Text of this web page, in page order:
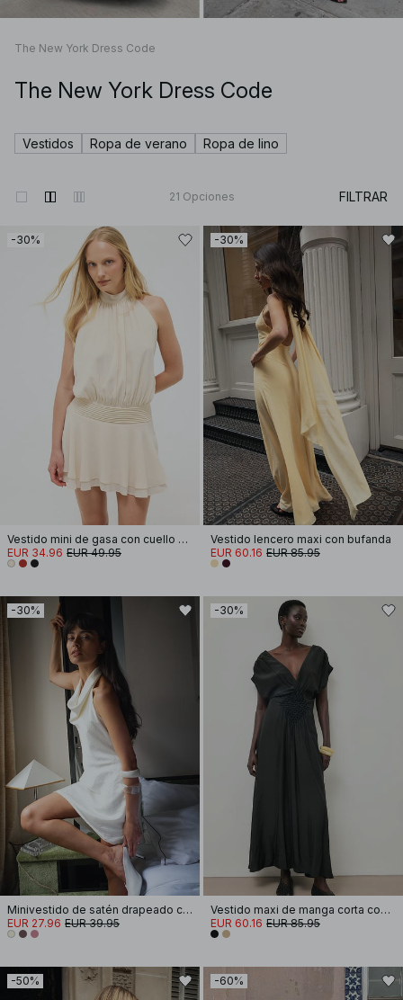
The New York Dress Code
The New York Dress Code
Vestidos Ropa de verano Ropa de lino
21 Opciones FILTRAR
-30%
Vestido mini de gasa con cuello halter
EUR 34.96 EUR 49.95
-30%
Vestido lencero maxi con bufanda
EUR 60.16 EUR 85.95
-30%
Minivestido de satén drapeado con cuello halter
EUR 27.96 EUR 39.95
-30%
Vestido maxi de manga corta con cintura smocked
EUR 60.16 EUR 85.95
-50% -60%